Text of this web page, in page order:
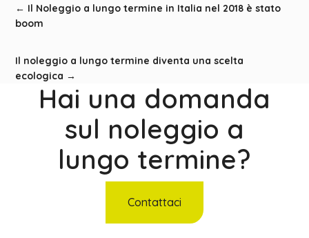
← Il Noleggio a lungo termine in Italia nel 2018 è stato
boom
Il noleggio a lungo termine diventa una scelta
ecologica →
Hai una domanda
sul noleggio a
lungo termine?
Contattaci